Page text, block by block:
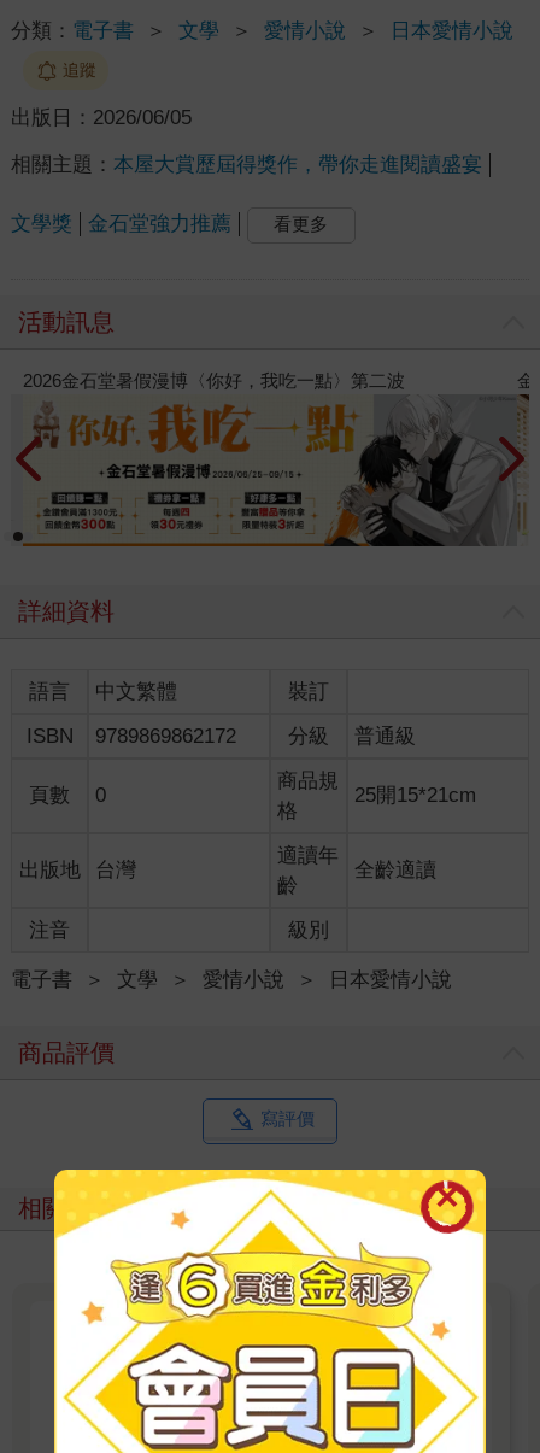
分類： 電子書 ＞ 文學 ＞ 愛情小說 ＞ 日本愛情小說
追蹤
出版日： 2026/06/05
相關主題： 本屋大賞歷屆得獎作，帶你走進閱讀盛宴
文學獎 金石堂強力推薦 看更多
活動訊息
金石堂2026海外優惠：電子書
詳細資料
語言 中文繁體
裝訂
ISBN
9789869862172 分級 普通級
頁數 0
商品規
格
25開15*21cm
出版地 台灣
適讀年
齡
全齡適讀
注音 級別
電子書 ＞ 文學 ＞ 愛情小說 ＞ 日本愛情小說
商品評價
寫評價
相關主題
「致敬母親」深度閱讀
一本書 一份溫柔的生活禮物 送給總是先照顧別
人的妳